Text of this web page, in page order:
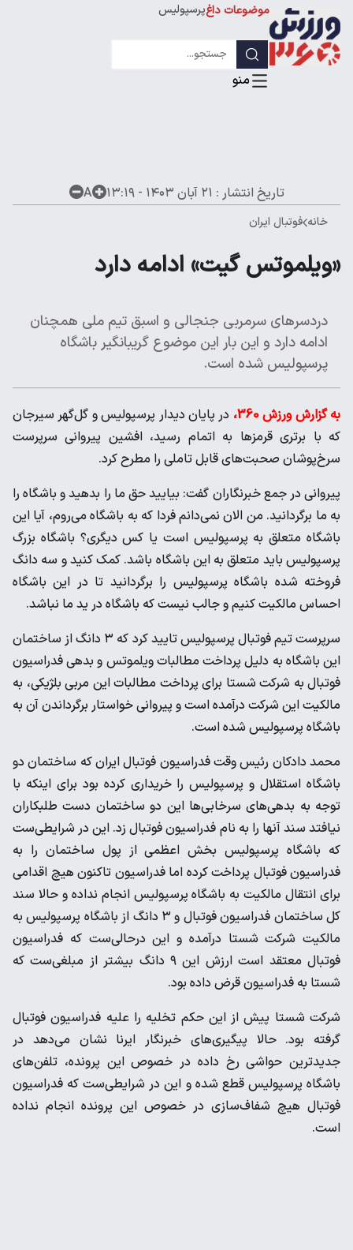
موضوعات داغپرسپولیس
لیگ قهرمانان
تاریخ انتشار : ۲۱ آبان ۱۴۰۳ - ۱۳:۱۹ A
خانه فوتبال ایران
«ویلموتس گیت» ادامه دارد
دردسرهای سرمربی جنجالی و اسبق تیم ملی همچنان
ادامه دارد و این بار این موضوع گریبانگیر باشگاه
پرسپولیس شده است.
به گزارش ورزش 360،
در پایان دیدار پرسپولیس و گل‌گهر سیرجان
که با برتری قرمزها به اتمام رسید، افشین پیروانی سرپرست
سرخ‌پوشان صحبت‌های قابل تاملی را مطرح کرد.
پیروانی در جمع خبرنگاران گفت: بیایید حق ما را بدهید و باشگاه را
به ما برگردانید. من الان نمی‌دانم فردا که به باشگاه می‌روم، آیا این
باشگاه متعلق به پرسپولیس است یا کس دیگری؟ باشگاه بزرگ
پرسپولیس باید متعلق به این باشگاه باشد. کمک کنید و سه دانگ
فروخته شده باشگاه پرسپولیس را برگردانید تا در این باشگاه
احساس مالکیت کنیم و جالب نیست که باشگاه در ید ما نباشد.
سرپرست تیم فوتبال پرسپولیس تایید کرد که ۳ دانگ از ساختمان
این باشگاه به دلیل پرداخت مطالبات ویلموتس و بدهی فدراسیون
فوتبال به شرکت شستا برای پرداخت مطالبات این مربی بلژیکی، به
مالکیت این شرکت درآمده است و پیروانی خواستار برگرداندن آن به
باشگاه پرسپولیس شده است.
محمد دادکان رئیس وقت فدراسیون فوتبال ایران که ساختمان دو
باشگاه استقلال و پرسپولیس را خریداری کرده بود برای اینکه با
توجه به بدهی‌های سرخابی‌ها این دو ساختمان دست طلبکاران
نیافتد سند آنها را به نام فدراسیون فوتبال زد. این در شرایطی‌ست
که باشگاه پرسپولیس بخش اعظمی از پول ساختمان را به
فدراسیون فوتبال پرداخت کرده اما فدراسیون تاکنون هیچ اقدامی
برای انتقال مالکیت به باشگاه پرسپولیس انجام نداده و حالا سند
کل ساختمان فدراسیون فوتبال و ۳ دانگ از باشگاه پرسپولیس به
مالکیت شرکت شستا درآمده و این درحالی‌ست که فدراسیون
فوتبال معتقد است ارزش این ۹ دانگ بیشتر از مبلغی‌ست که
شستا به فدراسیون قرض داده بود.
شرکت شستا پیش از این حکم تخلیه را علیه فدراسیون فوتبال
گرفته بود. حالا پیگیری‌های خبرنگار ایرنا نشان می‌دهد در
جدیدترین حواشی رخ داده در خصوص این پرونده، تلفن‌های
باشگاه پرسپولیس قطع شده و این در شرایطی‌ست که فدراسیون
فوتبال هیچ شفاف‌سازی در خصوص این پرونده انجام نداده
است.